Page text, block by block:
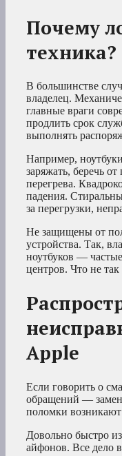
Почему
техника?
В большинстве
владелец.
главные враги
продлить срок
выполнять
Например,
заряжать, беречь
перегрева.
падения.
за перегрузки,
Не защищены от
устройства. Так,
ноутбуков —
центров. Что не
Apple
Если говорить о
обращений —
поломки возникают
Довольно быстро
айфонов. Все дело